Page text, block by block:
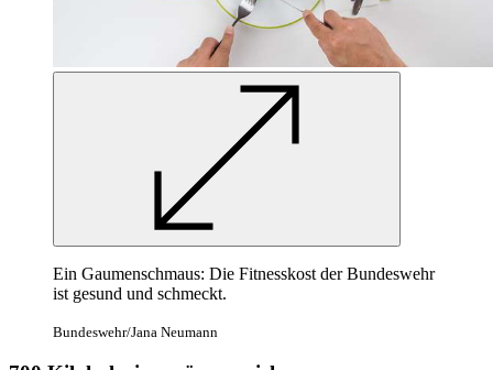
Ein Gaumenschmaus: Die Fitnesskost der Bundeswehr
ist gesund und schmeckt.
Bundeswehr/Jana Neumann